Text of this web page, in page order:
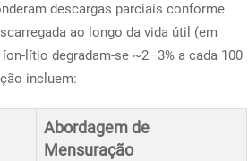
descargas parciais conforme
ao longo da vida útil (em
lítio degradam-se ~2–3% a cada 100
incluem:
Abordagem de
Mensuração